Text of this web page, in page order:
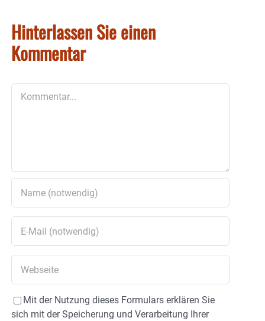
Hinterlassen Sie einen
Kommentar
Mit der Nutzung dieses Formulars erklären Sie
sich mit der Speicherung und Verarbeitung Ihrer